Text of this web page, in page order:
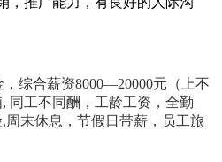
综合薪资8000—20000元（上不
同工不同酬，工龄工资，全勤
末休息，节假日带薪，员工旅